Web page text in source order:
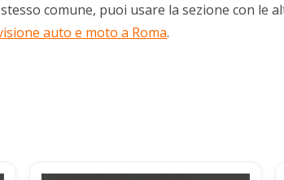
comune, puoi usare la sezione con le
auto e moto a Roma.